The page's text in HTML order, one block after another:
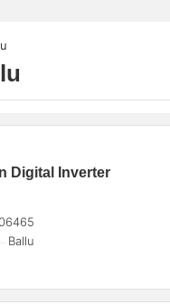
Digital Inverter
Ballu